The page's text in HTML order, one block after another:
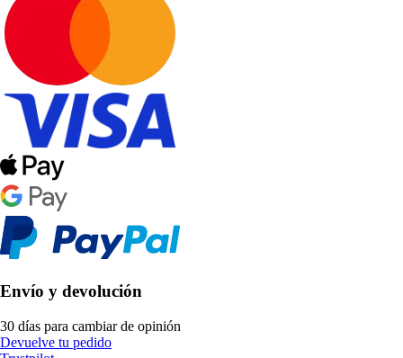
Envío y devolución
30 días para cambiar de opinión
Devuelve tu pedido